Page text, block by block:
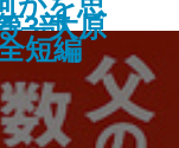
第3部
―大原
全短編